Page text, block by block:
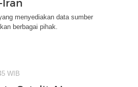
Iran
menyediakan data sumber
berbagai pihak.
WIB